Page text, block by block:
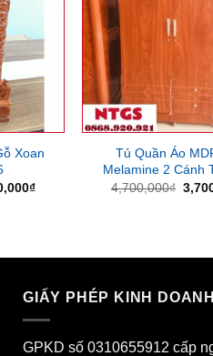
Xoan
₫Giá
Tủ Quần Áo
Melamine 2 Cánh
4,700,000₫ Giá
GIẤY PHÉP KINH DOANH
GPKD số 0310655912 cấp